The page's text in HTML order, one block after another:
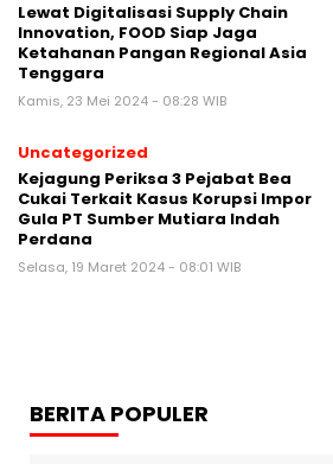
Lewat Digitalisasi Supply Chain
Innovation, FOOD Siap Jaga
Ketahanan Pangan Regional Asia
Tenggara
Kamis, 23 Mei 2024 - 08:28 WIB
Uncategorized
Kejagung Periksa 3 Pejabat Bea
Cukai Terkait Kasus Korupsi Impor
Gula PT Sumber Mutiara Indah
Perdana
Selasa, 19 Maret 2024 - 08:01 WIB
BERITA POPULER